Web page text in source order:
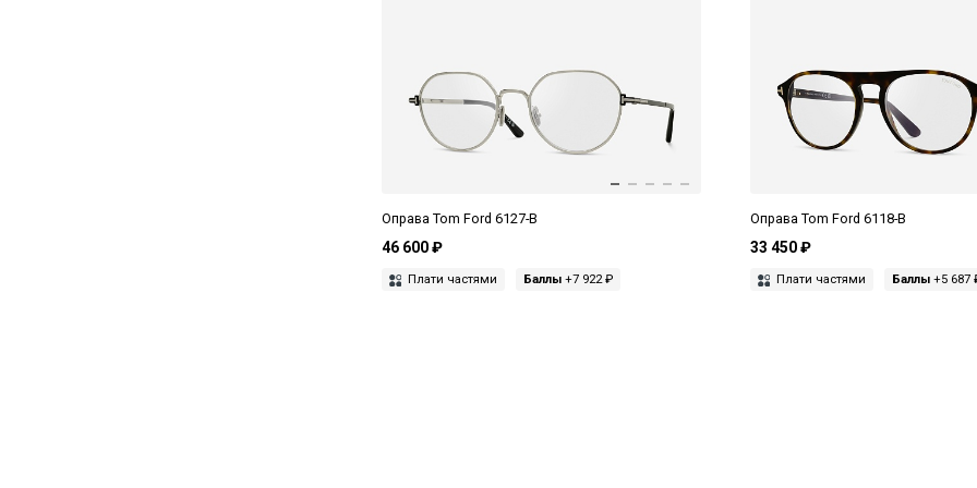
Оправа Tom Ford 6127-B
46 600 ₽
Плати частями Баллы +7 922 ₽
Оправа Tom Ford 6118-B
33 450 ₽
Плати частями Баллы +5 687